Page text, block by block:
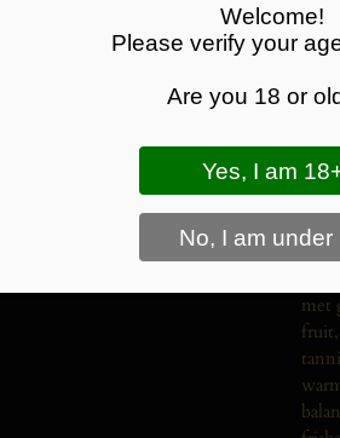
met
en
met
fruit,
Welcome!
Please verify your
Are you 18 or